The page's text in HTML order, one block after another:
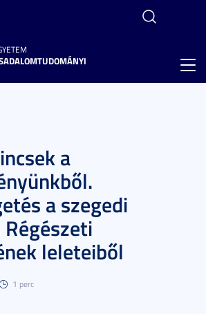
a
a szegedi
leleteiből
1 perc